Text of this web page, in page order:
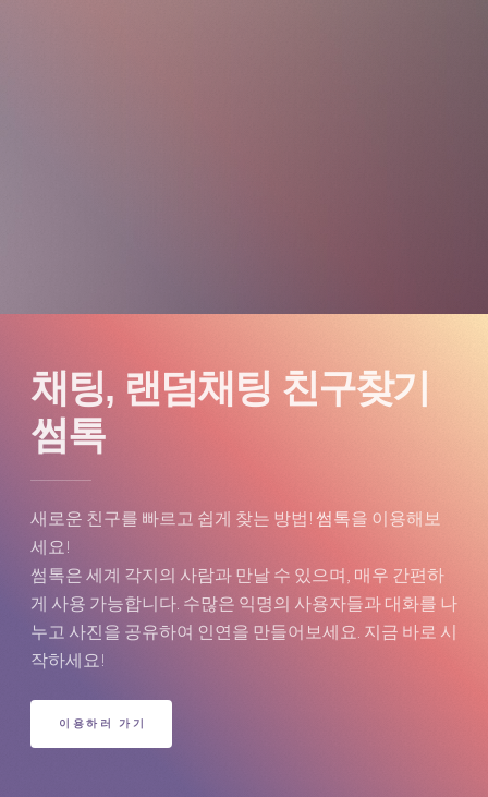
채팅, 랜덤채팅 친구찾기
썸톡
새로운 친구를 빠르고 쉽게 찾는 방법! 썸톡을 이용해보
세요!
썸톡은 세계 각지의 사람과 만날 수 있으며, 매우 간편하
게 사용 가능합니다. 수많은 익명의 사용자들과 대화를 나
누고 사진을 공유하여 인연을 만들어보세요. 지금 바로 시
작하세요!
이용하러 가기